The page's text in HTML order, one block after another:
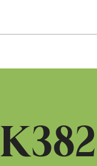
K382